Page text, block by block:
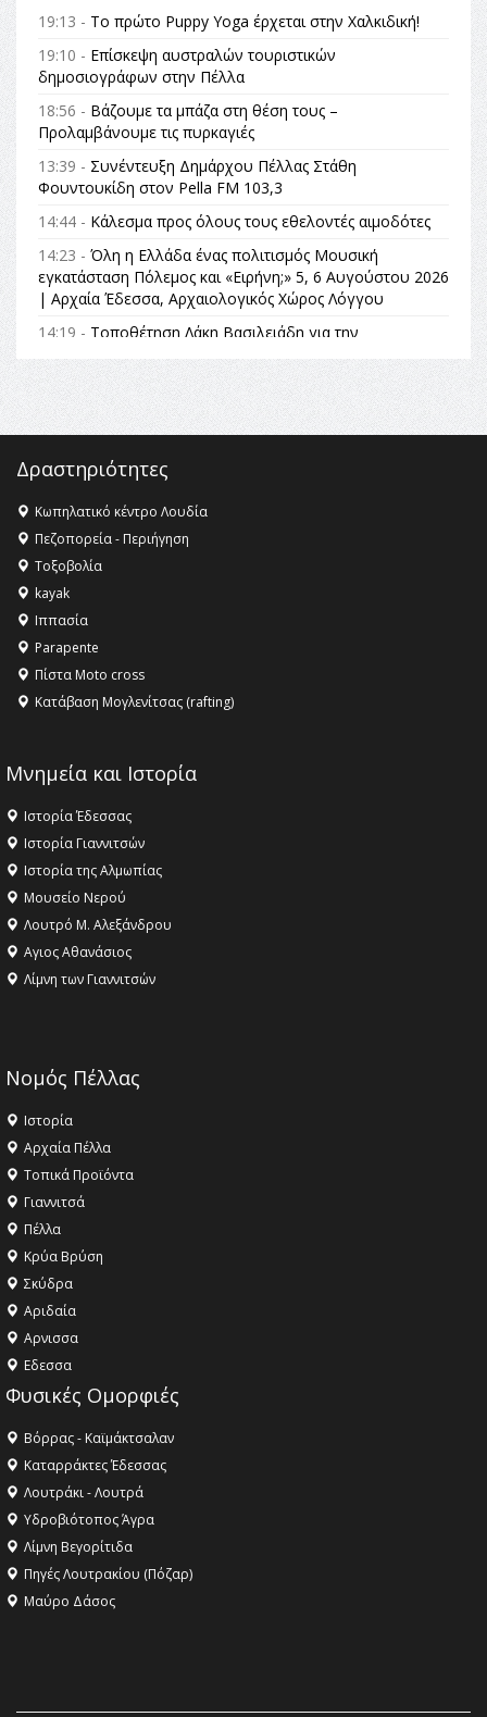
19:13 - Το πρώτο Puppy Yoga έρχεται στην Χαλκιδική!
19:10 - Επίσκεψη αυστραλών τουριστικών
δημοσιογράφων στην Πέλλα
18:56 - Βάζουμε τα μπάζα στη θέση τους –
Προλαμβάνουμε τις πυρκαγιές
13:39 - Συνέντευξη Δημάρχου Πέλλας Στάθη
Φουντουκίδη στον Pella FM 103,3
14:44 - Κάλεσμα προς όλους τους εθελοντές αιμοδότες
14:23 - Όλη η Ελλάδα ένας πολιτισμός Μουσική
εγκατάσταση Πόλεμος και «Ειρήνη;» 5, 6 Αυγούστου 2026
| Αρχαία Έδεσσα, Αρχαιολογικός Χώρος Λόγγου
14:19 - Τοποθέτηση Λάκη Βασιλειάδη για την
Αναθεώρηση του Συντάγματος: «Σε τέτοιες κορυφαίες
θεσμικές διαδικασίες υπάρχει μόνο η ευθύνη απέναντι
στις επόμενες γενιές»
16:35 -Το πρόγραμμα του ΠΑΟΚ στον δεύτερο γύρο του
16:27 - Όλυμπος: Εντάχθηκε στον Κατάλογο Παγκόσμιας
Κληρονομιάς της UNESCO – Ομόφωνη η απόφαση Ο
Όλυμπος αναγνωρίστηκε ως φυσικό και πολιτιστικό
αγαθό εξέχουσας οικουμενικής αξίας για την
ανθρωπότητα
16:18 -
ΣΤΗΝ ΕΔΕΣΣΑ
Δραστηριότητες
Κωπηλατικό κέντρο Λουδία
Πεζοπορεία - Περιήγηση
Τοξοβολία
kayak
Ιππασία
Parapente
Πίστα Moto cross
Κατάβαση Μογλενίτσας (rafting)
Μνημεία και Ιστορία
Ιστορία Έδεσσας
Ιστορία Γιαννιτσών
Ιστορία της Αλμωπίας
Μουσείο Νερού
Λουτρό Μ. Αλεξάνδρου
Αγιος Αθανάσιος
Λίμνη των Γιαννιτσών
Νομός Πέλλας
Ιστορία
Αρχαία Πέλλα
Τοπικά Προϊόντα
Γιαννιτσά
Πέλλα
Κρύα Βρύση
Σκύδρα
Αριδαία
Aρνισσα
Eδεσσα
Φυσικές Ομορφιές
Βόρρας - Καϊμάκτσαλαν
Καταρράκτες Έδεσσας
Λουτράκι - Λουτρά
Υδροβιότοπος Άγρα
Λίμνη Βεγορίτιδα
Πηγές Λουτρακίου (Πόζαρ)
Μαύρο Δάσος